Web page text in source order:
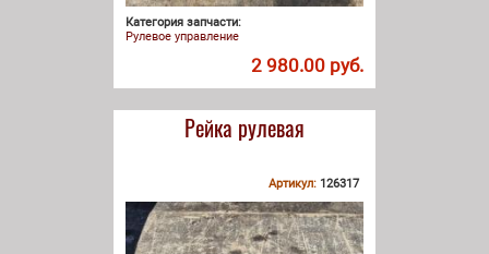
Категория запчасти:
Рулевое управление
2 980.00 руб.
Рейка рулевая
Артикул: 126317